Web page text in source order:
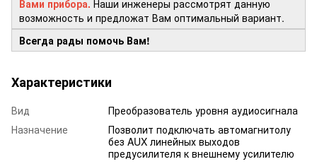
Вами прибора. Наши инженеры рассмотрят данную
возможность и предложат Вам оптимальный вариант.
Всегда рады помочь Вам!
Характеристики
Вид
Преобразователь уровня аудиосигнала
Назначение
Позволит подключать автомагнитолу
без AUX линейных выходов
предусилителя к внешнему усилителю